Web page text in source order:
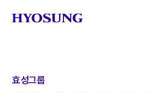
효성그룹